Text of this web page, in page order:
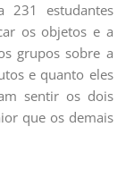
231 estudantes
os objetos e a
grupos sobre a
e quanto eles
sentir os dois
que os demais